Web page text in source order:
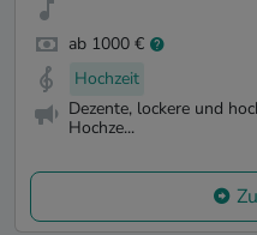
ab 1000 €
Hochzeit
Dezente, lockere und
Hochze...